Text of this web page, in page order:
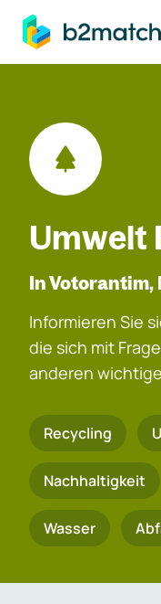
springen
Umwelt
In Votorantim,
Informieren Sie
die sich mit
anderen
Recycling
Nachhaltigkeit
Wasser